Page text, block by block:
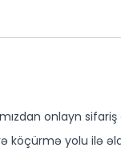
onlayn
və köçürmə yolu ilə